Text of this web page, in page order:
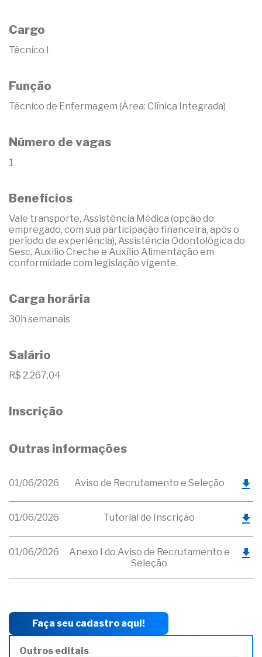
Cargo
Técnico I
Função
Técnico de Enfermagem (Área: Clínica Integrada)
Número de vagas
1
Benefícios
Vale transporte, Assistência Médica (opção do
empregado, com sua participação financeira, após o
período de experiência), Assistência Odontológica do
Sesc, Auxilio Creche e Auxílio Alimentação em
conformidade com legislação vigente.
Carga horária
30h semanais
Salário
R$ 2.267,04
Inscrição
Outras informações
01/06/2026 Aviso de Recrutamento e Seleção
01/06/2026 Tutorial de Inscrição
01/06/2026
Anexo I do Aviso de Recrutamento e
Seleção
Faça seu cadastro aqui!
Outros editais